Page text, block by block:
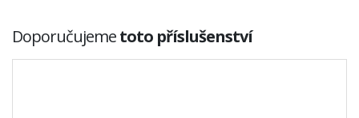
Doporučujemetoto příslušenství